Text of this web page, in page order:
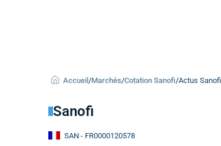
Accueil /Marchés/Cotation Sanofi/Actus Sanofi
Sanofi
SAN - FR0000120578